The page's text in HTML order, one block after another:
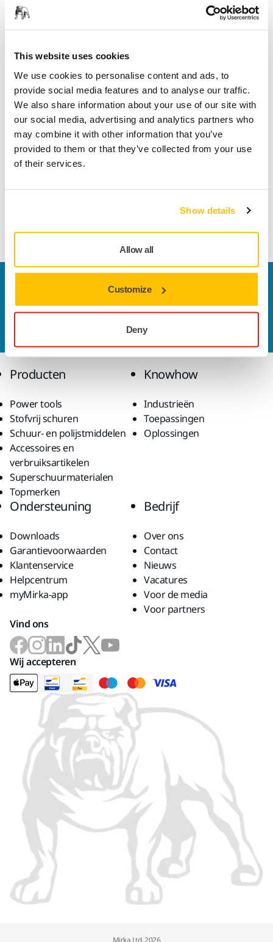
This website uses cookies
We use cookies to personalise content and ads, to
provide social media features and to analyse our traffic.
We also share information about your use of our site with
our social media, advertising and analytics partners who
may combine it with other information that you’ve
provided to them or that they’ve collected from your use
of their services.
Show details
Allow all
Customize
Deny
SPECIAAL VOOR U
Geen verzendkosten bij bestellingen vanaf €50,- incl.
btw
Veilige betaling
Track & Trace
Middengedeelte met elektrische aansluitingen voor de
deskundige ondersteuningsteam beantwoordt
Producten
Power tools
Stofvrij schuren
Schuur- en polijstmiddelen
Accessoires en
verbruiksartikelen
Superschuurmaterialen
Topmerken
Knowhow
Industrieën
Toepassingen
Oplossingen
Ondersteuning
Downloads
Garantievoorwaarden
Klantenservice
Helpcentrum
myMirka-app
Bedrijf
Over ons
Contact
Nieuws
Vacatures
Voor de media
Voor partners
Vind ons
Wij accepteren